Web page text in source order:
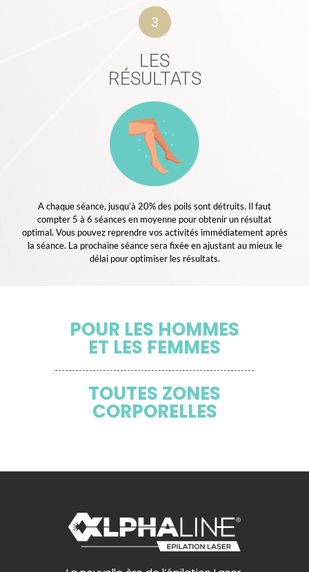
3
LES
RÉSULTATS
A chaque séance, jusqu’à 20% des poils sont détruits. Il faut
compter 5 à 6 séances en moyenne pour obtenir un résultat
optimal. Vous pouvez reprendre vos activités immédiatement après
la séance. La prochaine séance sera fixée en ajustant au mieux le
délai pour optimiser les résultats.
POUR LES HOMMES
ET LES FEMMES
TOUTES ZONES
CORPORELLES